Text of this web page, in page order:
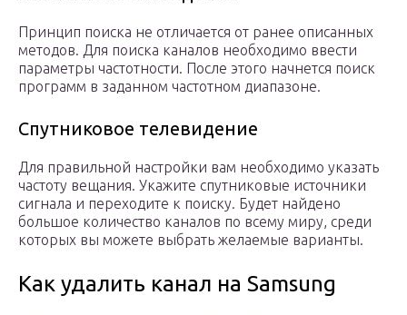
Принцип поиска не отличается от ранее описанных
методов. Для поиска каналов необходимо ввести
параметры частотности. После этого начнется поиск
программ в заданном частотном диапазоне.
Спутниковое телевидение
Для правильной настройки вам необходимо указать
частоту вещания. Укажите спутниковые источники
сигнала и переходите к поиску. Будет найдено
большое количество каналов по всему миру, среди
которых вы можете выбрать желаемые варианты.
Как удалить канал на Samsung